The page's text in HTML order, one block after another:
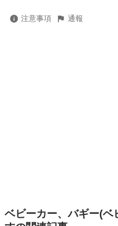
注意事項 通報
ベビーカー、バギー(ベ